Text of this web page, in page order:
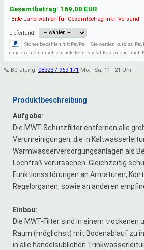
Gesamtbetrag: 169,00 EUR
Bitte Land wählen für Gesamtbetrag inkl. Versand
Lieferland:
Sicher bezahlen mit PayPal – Sie werden kurz zu
danach automatisch zurück. Kein PayPal-Konto nötig:
📞 Beratung: 08323 / 969 171 Mo.–Sa. 11–21 Uhr
Produktbeschreibung
Aufgabe:
Die MWT-Schutzfilter entfernen alle
Verunreinigungen, die in
Warmwasserversorgungsanlagen als
Lochfraß verursachen. Gleichzeitig
Funktionsstörungen an Armaturen,
Regelorganen, sowie an anderen
Einbau:
Die MWT-Filter sind in einem trockenen
Raum (möglichst) mit Bodenablauf zu
in alle handelsüblichen